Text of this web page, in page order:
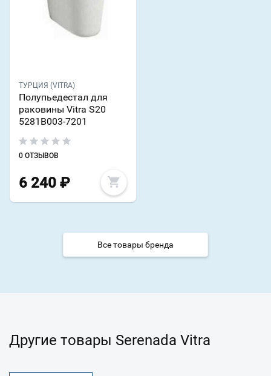
ТУРЦИЯ (VITRA)
Полупьедестал для
раковины Vitra S20
5281B003-7201
0 ОТЗЫВОВ
6 240 ₽
Все товары бренда
Другие товары Serenada Vitra